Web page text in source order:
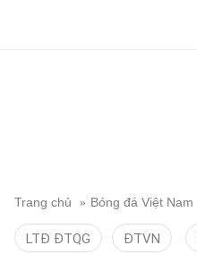
Trang chủ Bóng đá Việt Nam
LTĐ ĐTQG ĐTVN